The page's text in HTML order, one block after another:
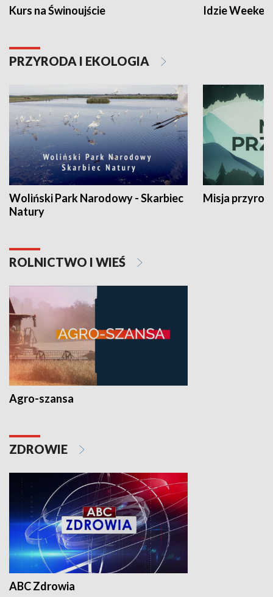
Kurs na Świnoujście Idzie
PRZYRODA I EKOLOGIA
Woliński Park Narodowy - Skarbiec
Natury
Misja
ROLNICTWO I WIEŚ
Agro-szansa
ZDROWIE
ABC Zdrowia